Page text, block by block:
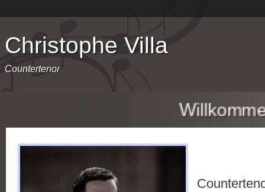
Christophe Villa
Countertenor
Willkommen!